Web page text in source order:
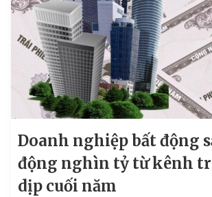
Doanh nghiệp bất động
động nghìn tỷ từ kênh
dịp cuối năm